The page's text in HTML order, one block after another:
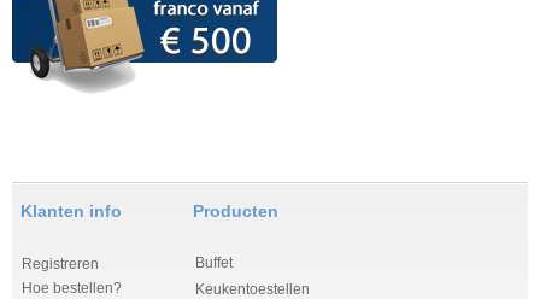
Klanten info
Registreren
Hoe bestellen?
Producten
Buffet
Keukentoestellen